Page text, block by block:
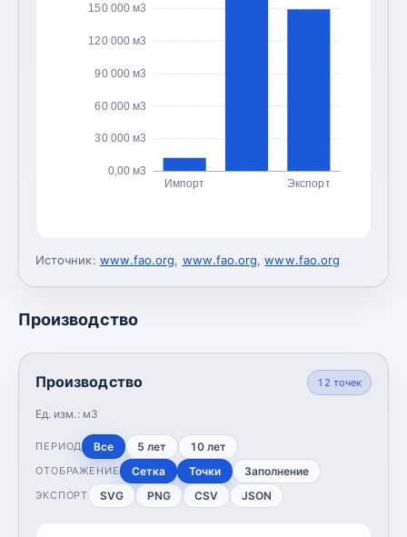
0,00 м3
30 000 м3
60 000 м3
90 000 м3
120 000 м3
150 000 м3
Импорт Экспорт
Источник: www.fao.org, www.fao.org,www.fao.org
Производство
Производство
Ед. изм.: м3
12 точек
ПЕРИОД Все 5 лет 10 лет
ОТОБРАЖЕНИЕ Сетка Точки Заполнение
ЭКСПОРТ SVG PNG CSV JSON